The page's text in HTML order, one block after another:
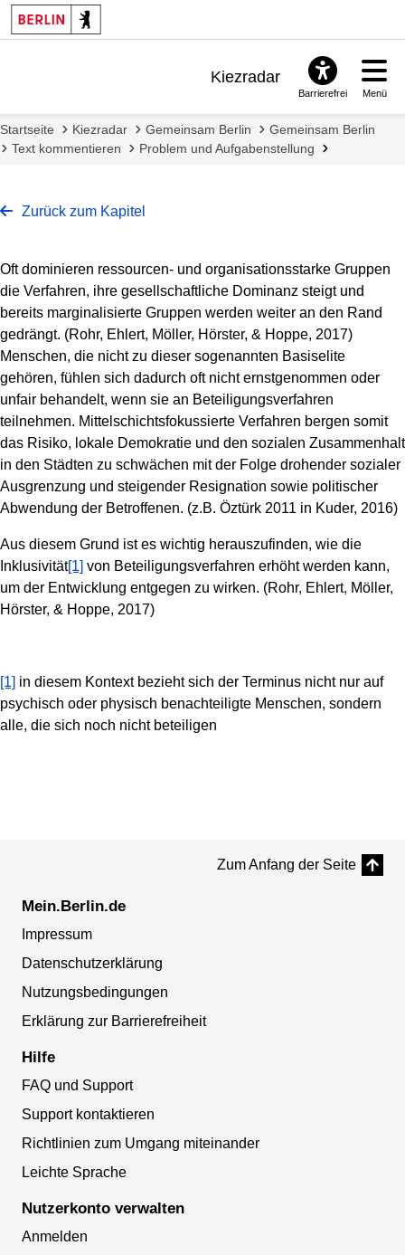
Kiezradar
FAQ & Support
Barrierefrei Menü
Startseite Kiezradar Gemeinsam Berlin
Gemeinsam Berlin
Text kommentieren
Problem und Aufgabenstellung
Zurück zum Kapitel
Oft dominieren ressourcen- und organisationsstarke Gruppen
die Verfahren, ihre gesellschaftliche Dominanz steigt und
bereits marginalisierte Gruppen werden weiter an den Rand
gedrängt. (Rohr, Ehlert, Möller, Hörster, & Hoppe, 2017)
Menschen, die nicht zu dieser sogenannten Basiselite
gehören, fühlen sich dadurch oft nicht ernstgenommen oder
unfair behandelt, wenn sie an Beteiligungsverfahren
teilnehmen. Mittelschichtsfokussierte Verfahren bergen somit
das Risiko, lokale Demokratie und den sozialen Zusammenhalt
in den Städten zu schwächen mit der Folge drohender sozialer
Ausgrenzung und steigender Resignation sowie politischer
Abwendung der Betroffenen. (z.B. Öztürk 2011 in Kuder, 2016)
Aus diesem Grund ist es wichtig herauszufinden, wie die
Inklusivität[1] von Beteiligungsverfahren erhöht werden kann,
um der Entwicklung entgegen zu wirken. (Rohr, Ehlert, Möller,
Hörster, & Hoppe, 2017)
[1] in diesem Kontext bezieht sich der Terminus nicht nur auf
psychisch oder physisch benachteiligte Menschen, sondern
alle, die sich noch nicht beteiligen
Zum Anfang der Seite
Mein.Berlin.de
Impressum
Datenschutzerklärung
Nutzungsbedingungen
Erklärung zur Barrierefreiheit
Hilfe
FAQ und Support
Support kontaktieren
Richtlinien zum Umgang miteinander
Leichte Sprache
Nutzerkonto verwalten
Anmelden